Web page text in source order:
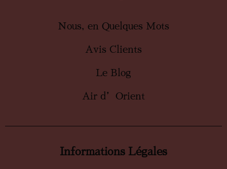
Nous, en Quelques Mots
Avis Clients
Le Blog
Air d’Orient
Informations Légales